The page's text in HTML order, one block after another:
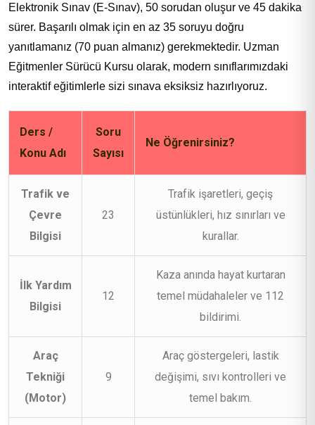
Elektronik Sınav (E-Sınav), 50 sorudan oluşur ve 45 dakika
sürer. Başarılı olmak için en az 35 soruyu doğru
yanıtlamanız (70 puan almanız) gerekmektedir. Uzman
Eğitmenler Sürücü Kursu olarak, modern sınıflarımızdaki
interaktif eğitimlerle sizi sınava eksiksiz hazırlıyoruz.
Ders /
Konu Adı
Soru
Sayısı
Ne Öğrenirsiniz?
Trafik ve
Çevre
Bilgisi
23
Trafik işaretleri, geçiş
üstünlükleri, hız sınırları ve
kurallar.
İlk Yardım
Bilgisi
12
Kaza anında hayat kurtaran
temel müdahaleler ve 112
bildirimi.
Araç
Tekniği
(Motor)
9
Araç göstergeleri, lastik
değişimi, sıvı kontrolleri ve
temel bakım.